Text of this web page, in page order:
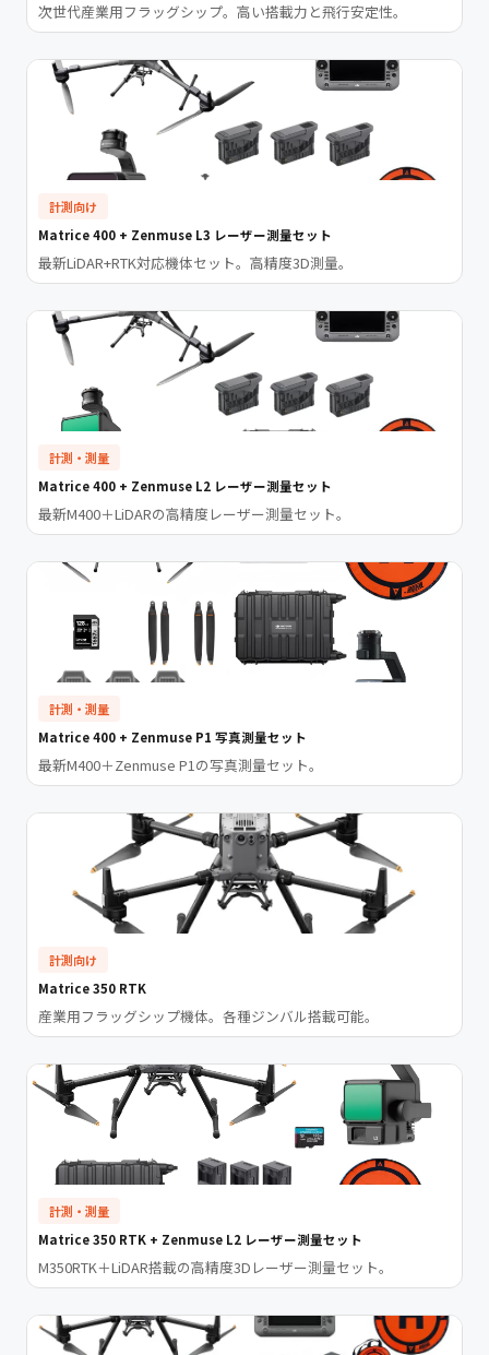
次世代産業用フラッグシップ。高い搭載力と飛行安定性。
計測向け
Matrice 400 + Zenmuse L3 レーザー測量セット
最新LiDAR+RTK対応機体セット。高精度3D測量。
計測・測量
Matrice 400 + Zenmuse L2 レーザー測量セット
最新M400＋LiDARの高精度レーザー測量セット。
計測・測量
Matrice 400 + Zenmuse P1 写真測量セット
最新M400＋Zenmuse P1の写真測量セット。
計測向け
Matrice 350 RTK
産業用フラッグシップ機体。各種ジンバル搭載可能。
計測・測量
Matrice 350 RTK + Zenmuse L2 レーザー測量セット
M350RTK＋LiDAR搭載の高精度3Dレーザー測量セット。